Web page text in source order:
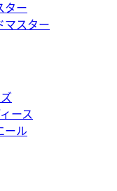
イースト／ウエス
ター
マスター
ース
ール